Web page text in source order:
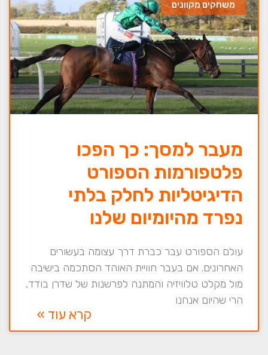
משחקים מקוונים
מעבר למסך: כך הפכו
פלטפורמות הספורט
הדיגיטליות לחלק בלתי
נפרד מהיומיום שלנו
עולם הספורט עבר כברת דרך עצומה בעשורים
האחרונים. אם בעבר חוויית האוהד הסתכמה בישיבה
מול מקלט טלוויזיה והמתנה לפרשנות של שדרן בודד,
הרי שהיום אנחנו
קרא עוד »